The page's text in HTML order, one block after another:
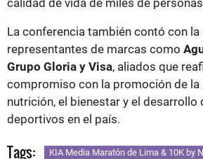
calidad de vida de miles de
La conferencia también contó con
representantes de marcas como
Grupo Gloria y Visa, aliados que
compromiso con la promoción de la
nutrición, el bienestar y el desarrollo
deportivos en el país.
Tags: KIA Media Maratón de Lima & 10K by